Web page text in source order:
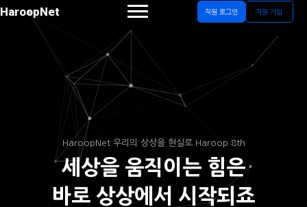
HaroopNet 직원 로그인 직원 가입
HaroopNet 우리의 상상을 현실로 Haroop 8th
세상을 움직이는 힘은
바로 상상에서 시작되죠